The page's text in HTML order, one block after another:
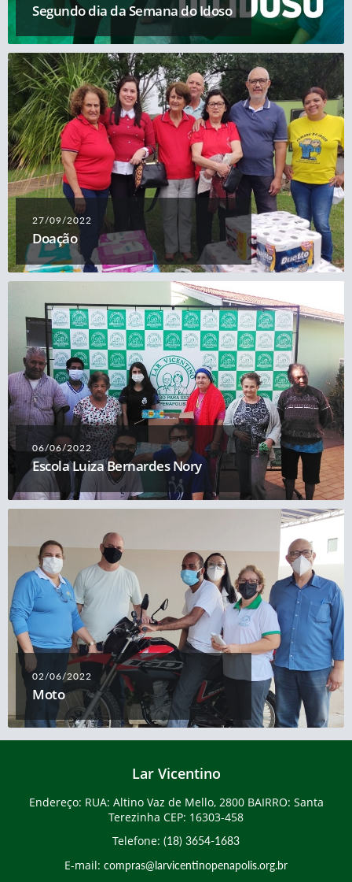
Segundo dia da Semana do Idoso
27/09/2022
Doação
06/06/2022
Escola Luiza Bernardes Nory
02/06/2022
Moto
Lar Vicentino
Endereço: RUA: Altino Vaz de Mello, 2800 BAIRRO: Santa
Terezinha CEP: 16303-458
Telefone: (18) 3654-1683
E-mail: compras@larvicentinopenapolis.org.br